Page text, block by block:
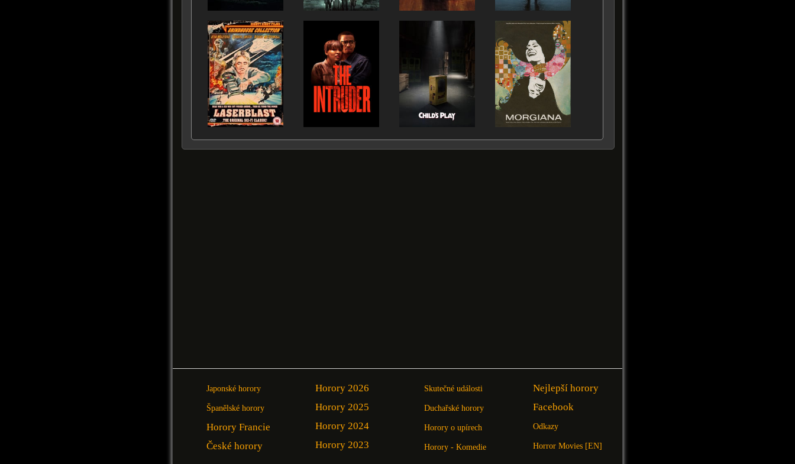
Japonské horory
Španělské horory
Horory Francie
České horory
Horory 2026
Horory 2025
Horory 2024
Horory 2023
Skutečné události
Duchařské horory
Horory o upírech
Horory - Komedie
Nejlepší horory
Facebook
Odkazy
Horror Movies [EN]